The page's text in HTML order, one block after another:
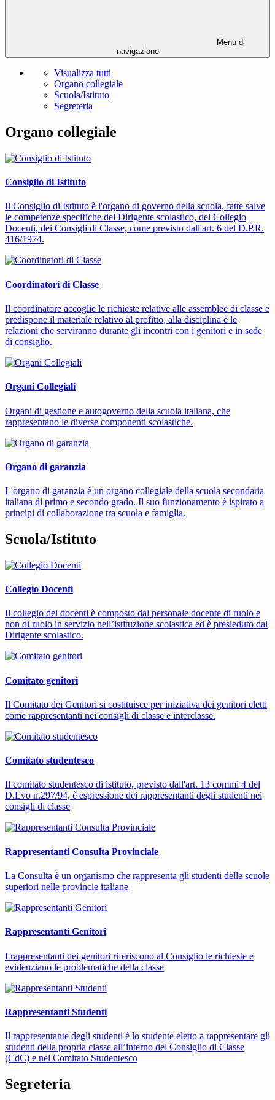
Menu di
navigazione
Visualizza tutti
Organo collegiale
Scuola/Istituto
Segreteria
Organo collegiale
Consiglio di Istituto
Il Consiglio di Istituto è l'organo di governo della scuola, fatte salve
le competenze specifiche del Dirigente scolastico, del Collegio
Docenti, dei Consigli di Classe, come previsto dall'art. 6 del D.P.R.
416/1974.
Coordinatori di Classe
Il coordinatore accoglie le richieste relative alle assemblee di classe e
predispone il materiale relativo al profitto, alla disciplina e le
relazioni che serviranno durante gli incontri con i genitori e in sede
di consiglio.
Organi Collegiali
Organi di gestione e autogoverno della scuola italiana, che
rappresentano le diverse componenti scolastiche.
Organo di garanzia
L'organo di garanzia è un organo collegiale della scuola secondaria
italiana di primo e secondo grado. Il suo funzionamento è ispirato a
principi di collaborazione tra scuola e famiglia.
Scuola/Istituto
Collegio Docenti
Il collegio dei docenti è composto dal personale docente di ruolo e
non di ruolo in servizio nell’istituzione scolastica ed è presieduto dal
Dirigente scolastico.
Comitato genitori
Il Comitato dei Genitori si costituisce per iniziativa dei genitori eletti
come rappresentanti nei consigli di classe e interclasse.
Comitato studentesco
Il comitato studentesco di istituto, previsto dall'art. 13 commi 4 del
D.Lvo n.297/94, è espressione dei rappresentanti degli studenti nei
consigli di classe
Rappresentanti Consulta Provinciale
La Consulta è un organismo che rappresenta gli studenti delle scuole
superiori nelle provincie italiane
Rappresentanti Genitori
I rappresentanti dei genitori riferiscono al Consiglio le richieste e
evidenziano le problematiche della classe
Rappresentanti Studenti
Il rappresentante degli studenti è lo studente eletto a rappresentare gli
studenti della propria classe all’interno del Consiglio di Classe
(CdC) e nel Comitato Studentesco
Segreteria